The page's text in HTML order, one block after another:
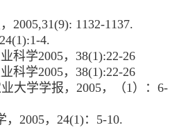
1132-1137.
4.
科学2005，38(1):22-26
科学2005，38(1):22-26
大学学报，2005，（1）：6-
2005，24(1)：5-10.